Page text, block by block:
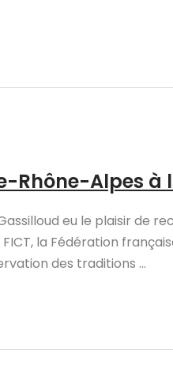
Rhône-Alpes à
eu le plaisir de
la Fédération
des traditions ...